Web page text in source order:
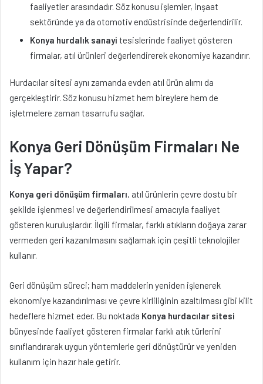
faaliyetler arasındadır. Söz konusu işlemler, inşaat
sektöründe ya da otomotiv endüstrisinde değerlendirilir.
Konya hurdalık sanayi tesislerinde faaliyet gösteren
firmalar, atıl ürünleri değerlendirerek ekonomiye kazandırır.
Hurdacılar sitesi aynı zamanda evden atıl ürün alımı da
gerçekleştirir. Söz konusu hizmet hem bireylere hem de
işletmelere zaman tasarrufu sağlar.
Konya Geri Dönüşüm Firmaları Ne
İş Yapar?
Konya geri dönüşüm firmaları, atıl ürünlerin çevre dostu bir
şekilde işlenmesi ve değerlendirilmesi amacıyla faaliyet
gösteren kuruluşlardır. İlgili firmalar, farklı atıkların doğaya zarar
vermeden geri kazanılmasını sağlamak için çeşitli teknolojiler
kullanır.
Geri dönüşüm süreci; ham maddelerin yeniden işlenerek
ekonomiye kazandırılması ve çevre kirliliğinin azaltılması gibi kilit
hedeflere hizmet eder. Bu noktada Konya hurdacılar sitesi
bünyesinde faaliyet gösteren firmalar farklı atık türlerini
sınıflandırarak uygun yöntemlerle geri dönüştürür ve yeniden
kullanım için hazır hale getirir.